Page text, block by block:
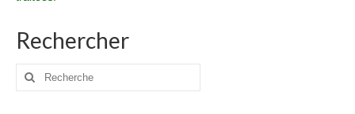
Rechercher
Rechercher